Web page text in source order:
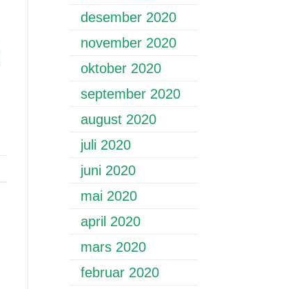
desember 2020
november 2020
oktober 2020
september 2020
august 2020
juli 2020
juni 2020
mai 2020
april 2020
mars 2020
februar 2020